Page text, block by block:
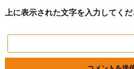
上に表示された文字を入力してくだ